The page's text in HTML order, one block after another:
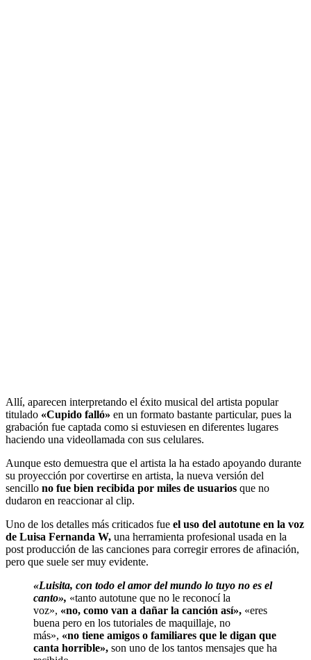
Allí, aparecen interpretando el éxito musical del artista popular
titulado «Cupido falló» en un formato bastante particular, pues la
grabación fue captada como si estuviesen en diferentes lugares
haciendo una videollamada con sus celulares.
Aunque esto demuestra que el artista la ha estado apoyando durante
su proyección por covertirse en artista, la nueva versión del
sencillo no fue bien recibida por miles de usuarios que no
dudaron en reaccionar al clip.
Uno de los detalles más criticados fue el uso del autotune en la voz
de Luisa Fernanda W, una herramienta profesional usada en la
post producción de las canciones para corregir errores de afinación,
pero que suele ser muy evidente.
«Luisita, con todo el amor del mundo lo tuyo no es el
canto», «tanto autotune que no le reconocí la
voz», «no, como van a dañar la canción así», «eres
buena pero en los tutoriales de maquillaje, no
más», «no tiene amigos o familiares que le digan que
canta horrible», son uno de los tantos mensajes que ha